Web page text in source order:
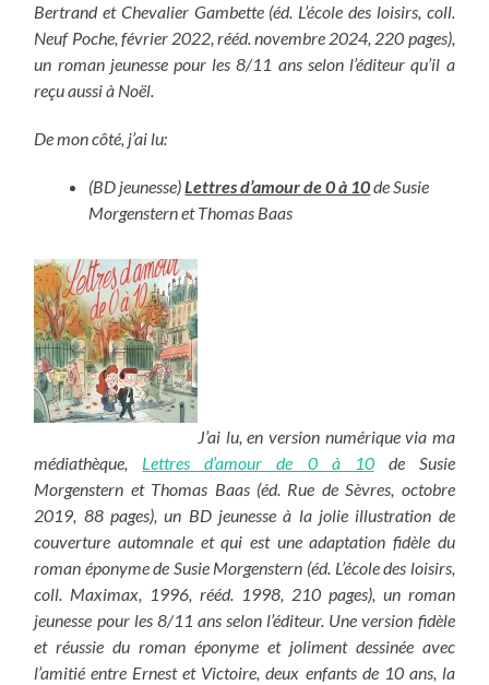
Bertrand et Chevalier Gambette (éd. L’école des loisirs, coll.
Neuf Poche, février 2022, rééd. novembre 2024, 220 pages),
un roman jeunesse pour les 8/11 ans selon l’éditeur qu’il a
reçu aussi à Noël.
De mon côté, j’ai lu:
(BD jeunesse)Lettres d’amour de 0 à 10de Susie
Morgenstern et Thomas Baas
J’ai lu, en version numérique via ma
médiathèque, Lettres d’amour de 0 à 10de Susie
Morgenstern et Thomas Baas (éd. Rue de Sèvres, octobre
2019, 88 pages), un BD jeunesse à la jolie illustration de
couverture automnale et qui est une adaptation fidèle du
roman éponyme de Susie Morgenstern (éd. L’école des loisirs,
coll. Maximax, 1996, rééd. 1998, 210 pages), un roman
jeunesse pour les 8/11 ans selon l’éditeur. Une version fidèle
et réussie du roman éponyme et joliment dessinée avec
l’amitié entre Ernest et Victoire, deux enfants de 10 ans, la